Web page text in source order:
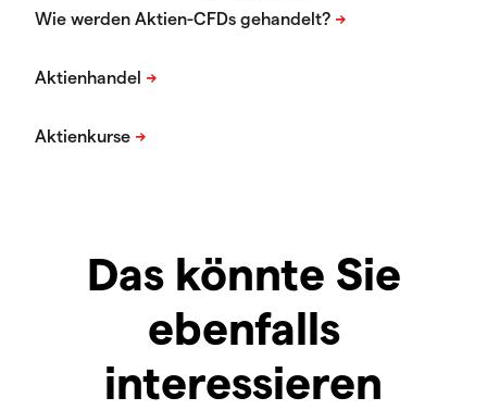
Das könnte Sie
ebenfalls
interessieren